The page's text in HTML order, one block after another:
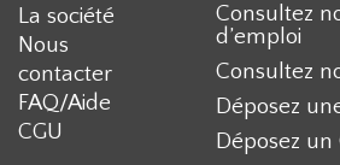
La société
Nous
contacter
FAQ/Aide
CGU
Consultez
d’emploi
Consultez
Déposez
Déposez un